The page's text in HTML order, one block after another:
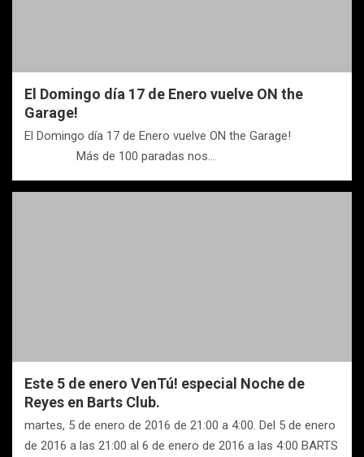
El Domingo día 17 de Enero vuelve ON the
Garage!
El Domingo día 17 de Enero vuelve ON the Garage!
Más de 100 paradas nos…
Este 5 de enero VenTú! especial Noche de
Reyes en Barts Club.
martes, 5 de enero de 2016 de 21:00 a 4:00. Del 5 de enero
de 2016 a las 21:00 al 6 de enero de 2016 a las 4:00 BARTS